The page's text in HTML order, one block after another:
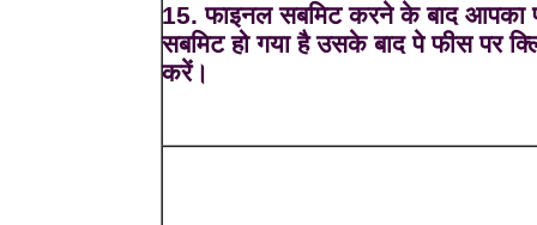
15. फाइनल सबमिट करने के बाद आपका
सबमिट हो गया है उसके बाद पे फीस पर
करें।